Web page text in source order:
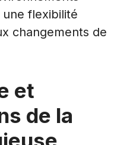
flexibilité
changements de
et
de la